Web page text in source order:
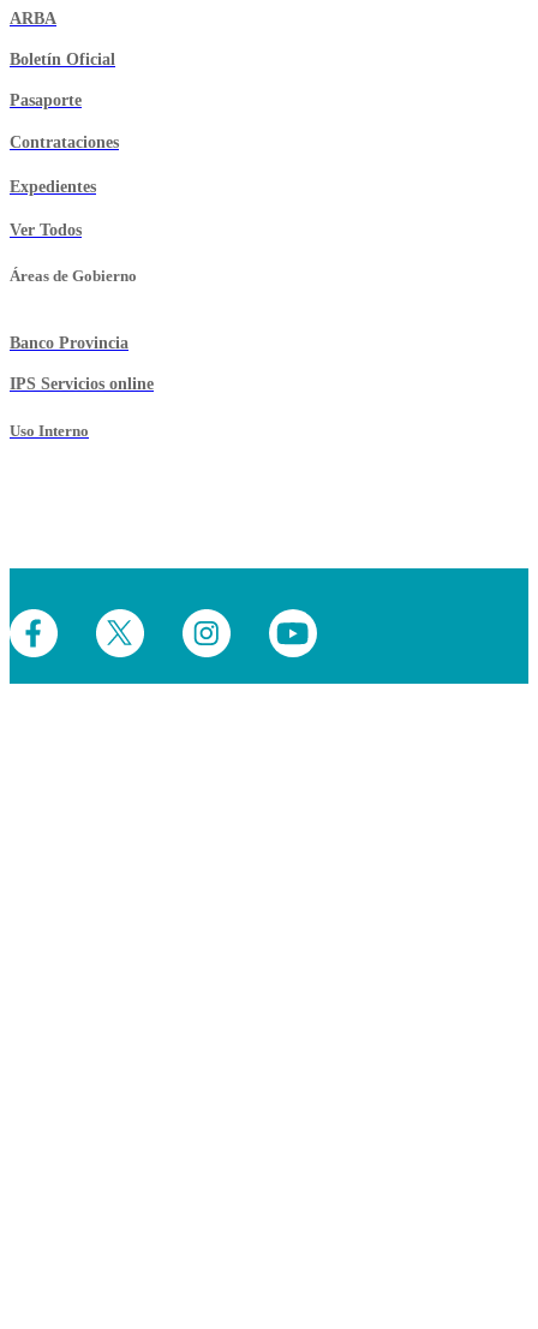
ARBA
Boletín Oficial
Pasaporte
Contrataciones
Expedientes
Ver Todos
Áreas de Gobierno
Banco Provincia
IPS Servicios online
Uso Interno